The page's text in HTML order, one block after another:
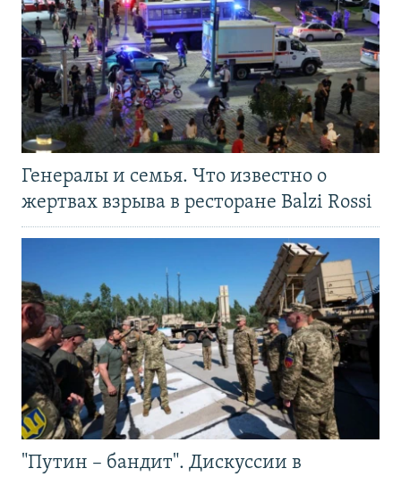
Генералы и семья. Что известно о
жертвах взрыва в ресторане Balzi Rossi
"Путин – бандит". Дискуссии в